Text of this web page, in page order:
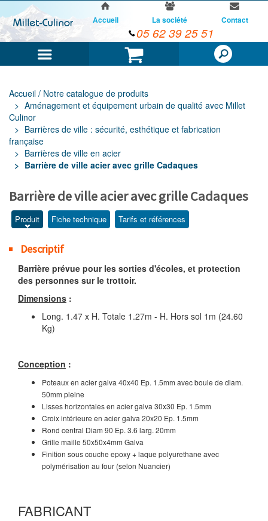
Panier
Accueil La société Contact
05 62 39 25 51
Accueil / Notre catalogue de produits
Aménagement et équipement urbain de qualité avec Millet
Culinor
Barrières de ville : sécurité, esthétique et fabrication
française
Barrières de ville en acier
Barrière de ville acier avec grille Cadaques
Barrière de ville acier avec grille Cadaques
Produit Fiche technique Tarifs et références
Descriptif
Barrière prévue pour les sorties d'écoles, et protection
des personnes sur le trottoir.
Dimensions :
Long. 1.47 x H. Totale 1.27m - H. Hors sol 1m (24.60
Kg)
Conception :
Poteaux en acier galva 40x40 Ep. 1.5mm avec boule de diam.
50mm pleine
Lisses horizontales en acier galva 30x30 Ep. 1.5mm
Croix intérieure en acier galva 20x20 Ep. 1.5mm
Rond central Diam 90 Ep. 3.6 larg. 20mm
Grille maille 50x50x4mm Galva
Finition sous couche epoxy + laque polyurethane avec
polymérisation au four (selon Nuancier)
FABRICANT